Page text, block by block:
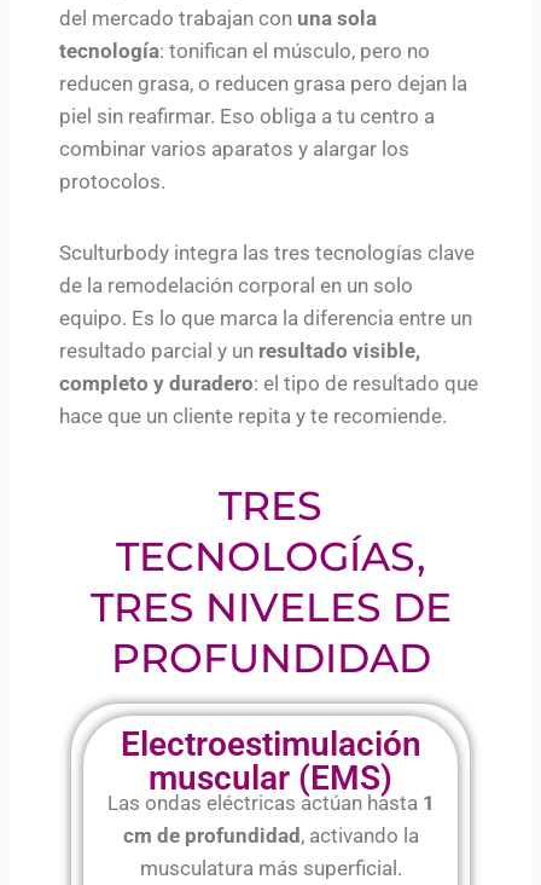
del mercado trabajan con una sola
tecnología: tonifican el músculo, pero no
reducen grasa, o reducen grasa pero dejan la
piel sin reafirmar. Eso obliga a tu centro a
combinar varios aparatos y alargar los
protocolos.
Sculturbody integra las tres tecnologías clave
de la remodelación corporal en un solo
equipo. Es lo que marca la diferencia entre un
resultado parcial y un resultado visible,
completo y duradero: el tipo de resultado que
hace que un cliente repita y te recomiende.
TRES
TECNOLOGÍAS,
TRES NIVELES DE
PROFUNDIDAD
Electroestimulación
muscular (EMS)
Las ondas eléctricas actúan hasta 1
cm de profundidad, activando la
musculatura más superficial.